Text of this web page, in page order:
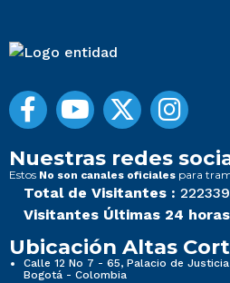
Nuestras redes
Estos No son canales oficiales para
Total de Visitantes :
Visitantes Últimas 24
Ubicación Altas
Calle 12 No 7 - 65, Palacio de
Bogotá - Colombia